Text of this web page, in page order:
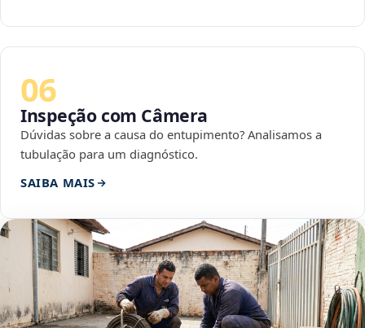
06
Inspeção com Câmera
Dúvidas sobre a causa do entupimento? Analisamos a
tubulação para um diagnóstico.
SAIBA MAIS